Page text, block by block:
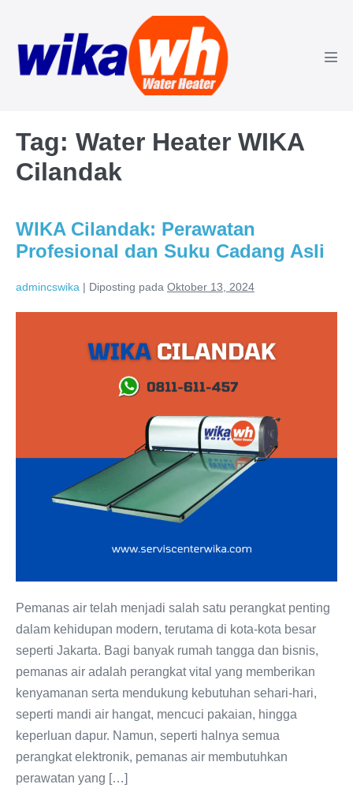
konten
Tag: Water Heater WIKA
Cilandak
WIKA Cilandak: Perawatan
Profesional dan Suku Cadang Asli
admincswika | Diposting pada Oktober 13, 2024
Pemanas air telah menjadi salah satu perangkat penting
dalam kehidupan modern, terutama di kota-kota besar
seperti Jakarta. Bagi banyak rumah tangga dan bisnis,
pemanas air adalah perangkat vital yang memberikan
kenyamanan serta mendukung kebutuhan sehari-hari,
seperti mandi air hangat, mencuci pakaian, hingga
keperluan dapur. Namun, seperti halnya semua
perangkat elektronik, pemanas air membutuhkan
perawatan yang […]